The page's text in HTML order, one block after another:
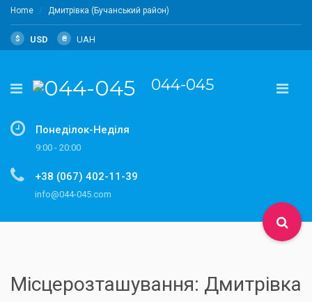
Home Дмитрівка (Бучанський район)
$ USD ₴ UAH
044-045
Понеділок-Неділя
9:00 - 20:00
+38 (067) 402-11-39
info@044-045.com
Місцерозташування: Дмитрівка